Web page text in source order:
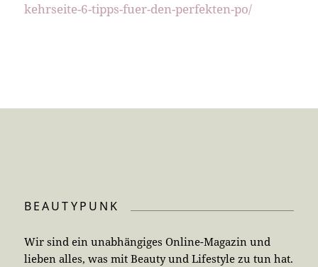
kehrseite-6-tipps-fuer-den-perfekten-po/
BEAUTYPUNK
Wir sind ein unabhängiges Online-Magazin und
lieben alles, was mit Beauty und Lifestyle zu tun hat.